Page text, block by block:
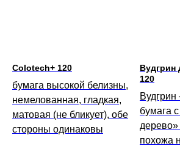
Colotech+ 120
бумага высокой белизны,
немелованная, гладкая,
матовая (не бликует), обе
стороны одинаковы
Вудгрин
120
Вудгрин
бумага
дерево»
похожа